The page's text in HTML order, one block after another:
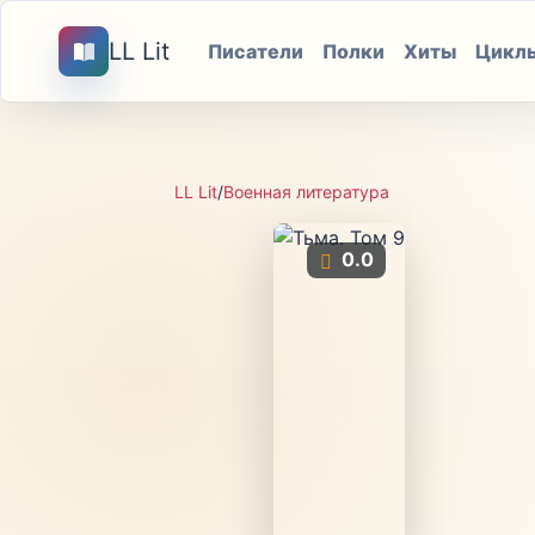
LL Lit Писатели Полки Хиты
LL Lit/Военная литература
0.0